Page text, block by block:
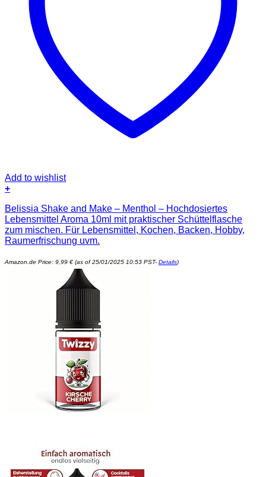
Add to wishlist
+
Belissia Shake and Make – Menthol – Hochdosiertes
Lebensmittel Aroma 10ml mit praktischer Schüttelflasche
zum mischen. Für Lebensmittel, Kochen, Backen, Hobby,
Raumerfrischung uvm.
Amazon.de Price: 9,99 € (as of 25/01/2025 10:53 PST- Details)